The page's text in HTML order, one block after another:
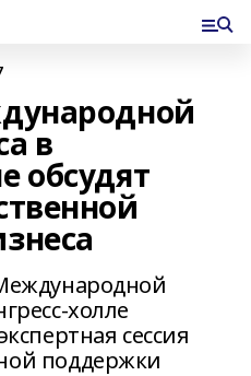
в
обсудят
холле
сессия
поддержки